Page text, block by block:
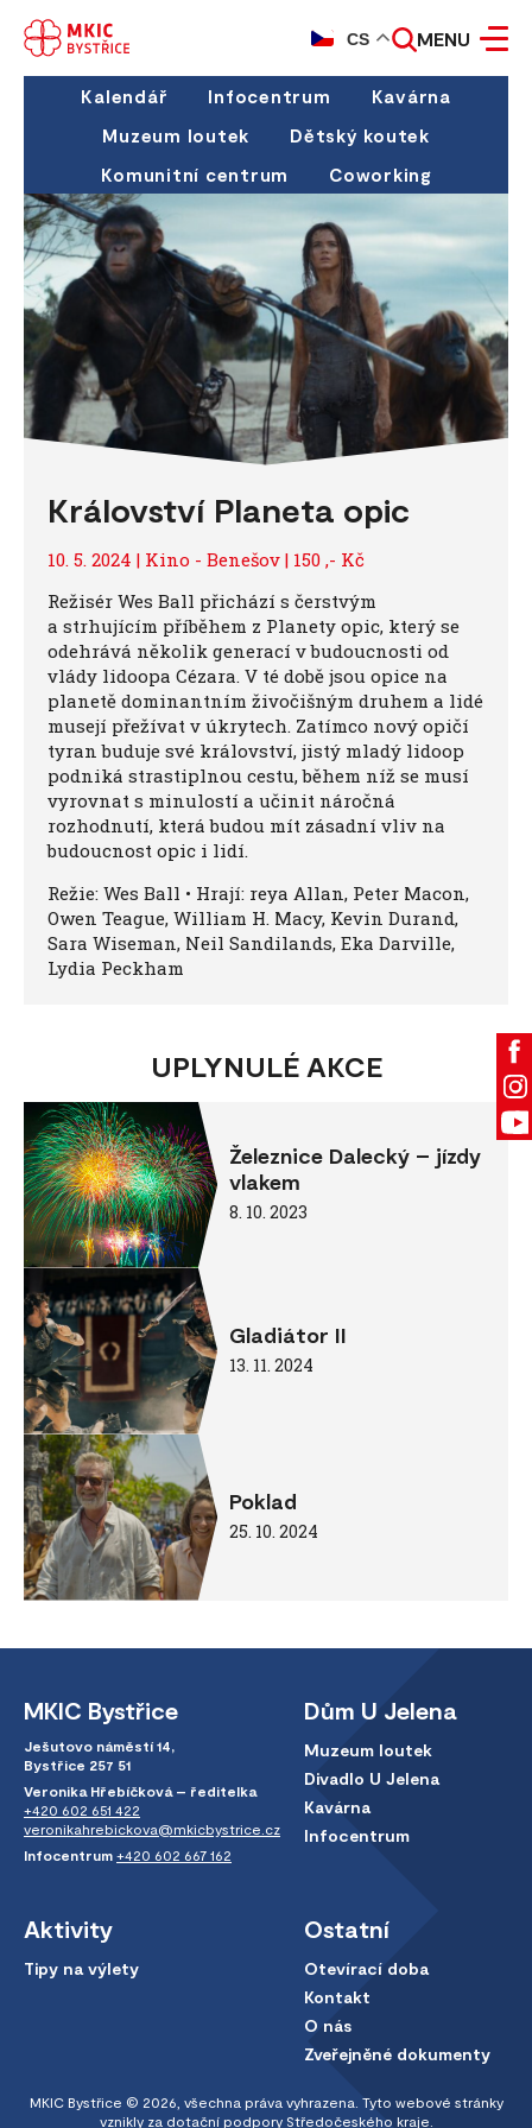
CS MENU
Kalendář Infocentrum
Kavárna
Muzeum loutek
Dětský koutek
Komunitní centrum
Coworking
Království Planeta opic
10. 5. 2024 | Kino - Benešov | 150 ,- Kč
Režisér Wes Ball přichází s čerstvým
a strhujícím příběhem z Planety opic, který se
odehrává několik generací v budoucnosti od
vlády lidoopa Cézara. V té době jsou opice na
planetě dominantním živočišným druhem a lidé
musejí přežívat v úkrytech. Zatímco nový opičí
tyran buduje své království, jistý mladý lidoop
podniká strastiplnou cestu, během níž se musí
vyrovnat s minulostí a učinit náročná
rozhodnutí, která budou mít zásadní vliv na
budoucnost opic i lidí.
Režie: Wes Ball • Hrají: reya Allan, Peter Macon,
Owen Teague, William H. Macy, Kevin Durand,
Sara Wiseman, Neil Sandilands, Eka Darville,
Lydia Peckham
UPLYNULÉ AKCE
Železnice Dalecký – jízdy
vlakem
8. 10. 2023
Gladiátor II
13. 11. 2024
Poklad
25. 10. 2024
MKIC Bystřice
Ješutovo náměstí 14,
Bystřice 257 51
Veronika Hřebíčková – ředitelka
+420 602 651 422
veronikahrebickova@mkicbystrice.cz
Infocentrum +420 602 667 162
Dům U Jelena
Muzeum loutek
Divadlo U Jelena
Kavárna
Infocentrum
Aktivity
Tipy na výlety
Ostatní
Otevírací doba
Kontakt
O nás
Zveřejněné dokumenty
MKIC Bystřice © 2026, všechna práva vyhrazena. Tyto webové stránky
vznikly za dotační podpory Středočeského kraje.